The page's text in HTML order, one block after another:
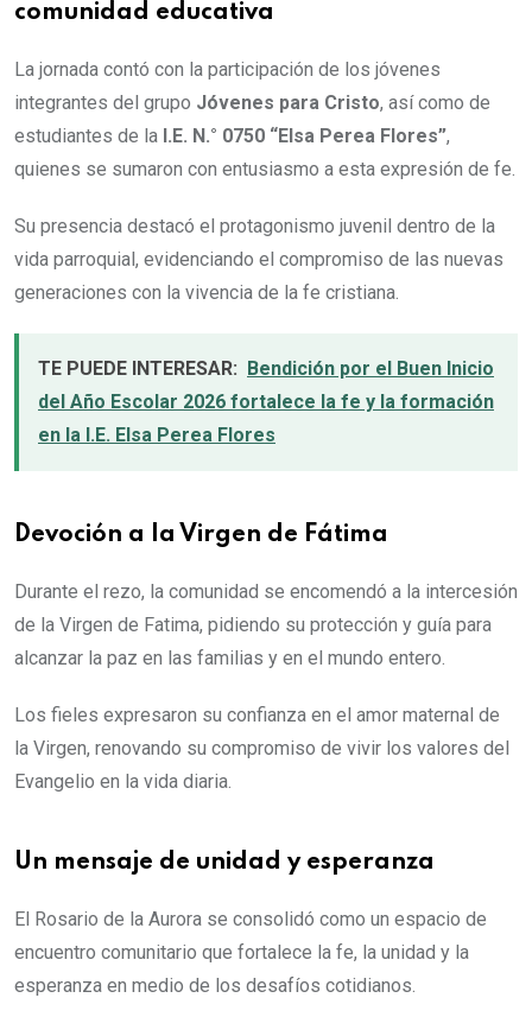
comunidad educativa
La jornada contó con la participación de los jóvenes
integrantes del grupo Jóvenes para Cristo, así como de
estudiantes de la I.E. N.° 0750 “Elsa Perea Flores”,
quienes se sumaron con entusiasmo a esta expresión de fe.
Su presencia destacó el protagonismo juvenil dentro de la
vida parroquial, evidenciando el compromiso de las nuevas
generaciones con la vivencia de la fe cristiana.
TE PUEDE INTERESAR: Bendición por el Buen Inicio
del Año Escolar 2026 fortalece la fe y la formación
en la I.E. Elsa Perea Flores
Devoción a la Virgen de Fátima
Durante el rezo, la comunidad se encomendó a la intercesión
de la Virgen de Fatima, pidiendo su protección y guía para
alcanzar la paz en las familias y en el mundo entero.
Los fieles expresaron su confianza en el amor maternal de
la Virgen, renovando su compromiso de vivir los valores del
Evangelio en la vida diaria.
Un mensaje de unidad y esperanza
El Rosario de la Aurora se consolidó como un espacio de
encuentro comunitario que fortalece la fe, la unidad y la
esperanza en medio de los desafíos cotidianos.